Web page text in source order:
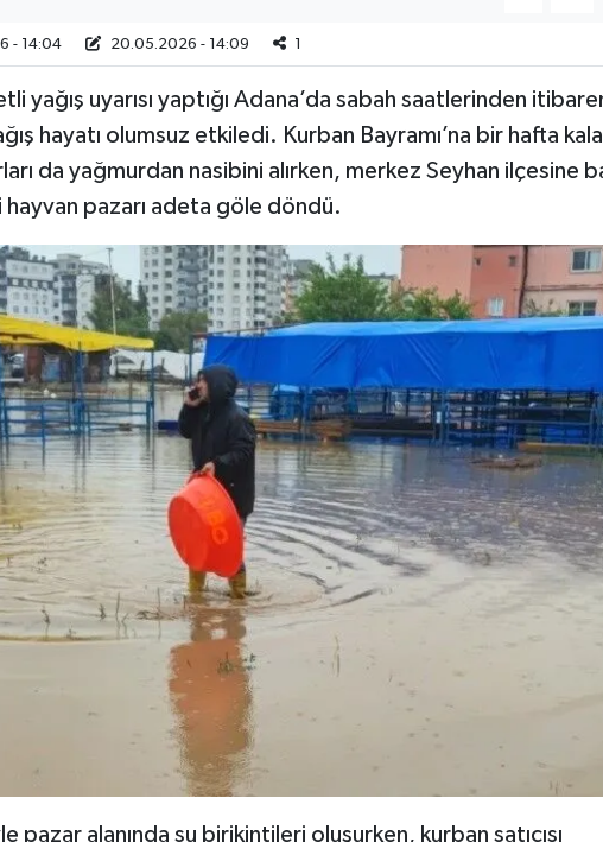
- 14:04 20.05.2026 - 14:09 1
yağış uyarısı yaptığı Adana’da sabah saatlerinden
hayatı olumsuz etkiledi. Kurban Bayramı’na bir hafta kala
da yağmurdan nasibini alırken, merkez Seyhan ilçesine
hayvan pazarı adeta göle döndü.
pazar alanında su birikintileri oluşurken, kurban satıcısı